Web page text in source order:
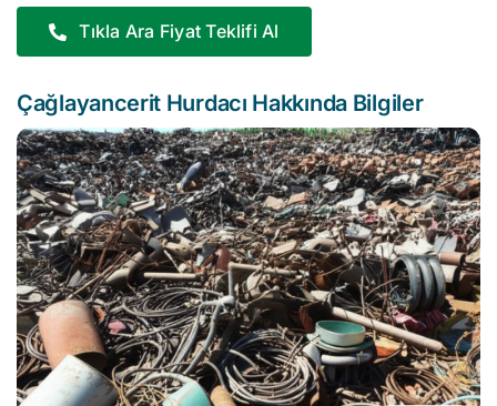
Tıkla Ara Fiyat Teklifi Al
Çağlayancerit Hurdacı Hakkında Bilgiler